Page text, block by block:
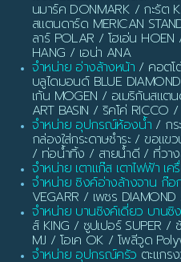
นมาร์ค DONMARK / กะรัต
สแตนดาร์ด MERICAN
ลาร์ POLAR / โฮเอ่น
HANG / เอน่า ANA
จำหน่าย อ่างล้างหน้า / คอตโ
บลูไดมอนด์ BLUE
เก้น MOGEN / อเมริกันสแต
ART BASIN / ริคโค่ RICCO
จำหน่าย อุปกรณ์ห้องน้ำ / ก
กล่องใส่กระดาษชำระ / ขอแ
/ ท่อน้ำทิ้ง / สายน้ำดี / ที่วา
จำหน่าย เตาแก๊ส เตาไฟฟ้า เ
จำหน่าย ซิงค์อ่างล้างจาน ก๊อ
VEGARR / เพชร DIAMOND
จำหน่าย บานซิงค์เดี่ยว บาน
ส์ KING / ซูปเปอร์ SUPER /
MJ / โอเค OK / โพลีวูด
จำหน่าย อุปกรณ์ครัว ตะแกร